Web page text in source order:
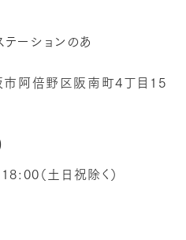
阿倍野区阪南町4丁目15
（土日祝除く）